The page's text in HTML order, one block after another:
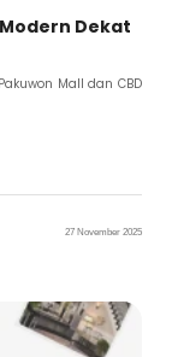
Dekat
Mall dan CBD
27 November 2025